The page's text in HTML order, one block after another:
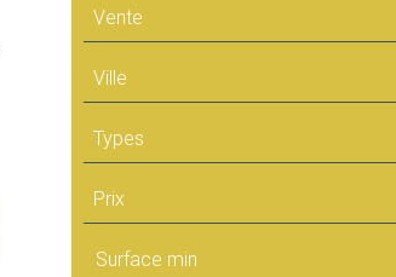
Vente
Ville
Types
Prix